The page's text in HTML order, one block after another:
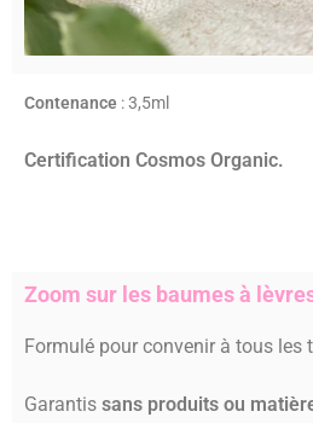
Contenance : 3,5ml
Certification Cosmos Organic.
Zoom sur les baumes à
Formulé pour convenir à tous les
Garantis sans produits ou